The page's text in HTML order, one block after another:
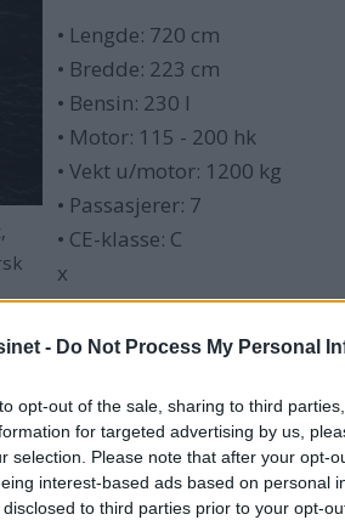
- Do Not Process My Personal
opt-out of the sale, sharing to third
for targeted advertising by us,
selection. Please note that after your opt-
interest-based ads based on personal
to third parties prior to your opt-
• Lengde: 720 cm
• Bredde: 223 cm
• Bensin: 230 l
• Motor: 115 - 200 hk
• Vekt u/motor: 1200 kg
• Passasjerer: 7
• CE-klasse: C
x